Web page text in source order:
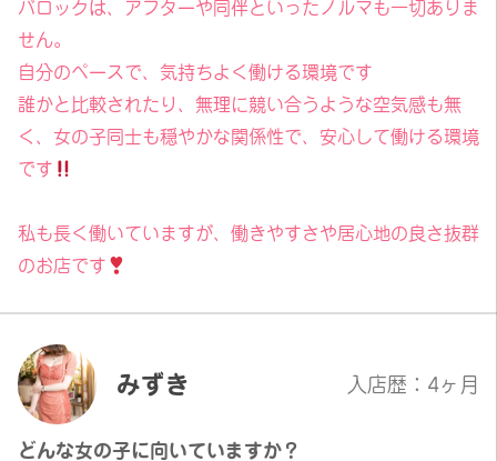
バロックは、アフターや同伴といったノルマも一切ありま
せん。
自分のペースで、気持ちよく働ける環境です
誰かと比較されたり、無理に競い合うような空気感も無
く、女の子同士も穏やかな関係性で、安心して働ける環境
です
私も長く働いていますが、働きやすさや居心地の良さ抜群
のお店です
みずき 入店歴：4ヶ月
どんな女の子に向いていますか？